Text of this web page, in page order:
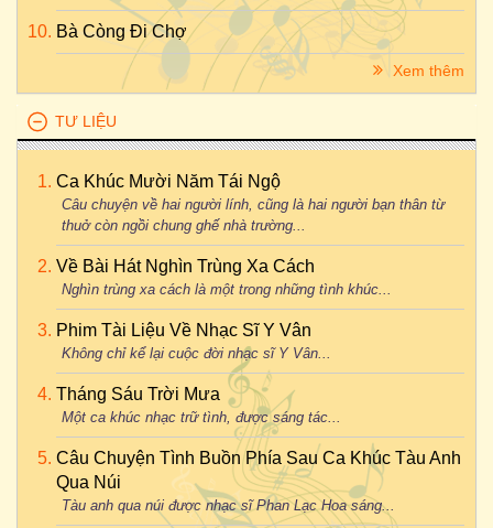
Bà Còng Đi Chợ
Xem thêm
TƯ LIỆU
Ca Khúc Mười Năm Tái Ngộ
Câu chuyện về hai người lính, cũng là hai người bạn thân từ
thuở còn ngồi chung ghế nhà trường...
Về Bài Hát Nghìn Trùng Xa Cách
Nghìn trùng xa cách là một trong những tình khúc...
Phim Tài Liệu Về Nhạc Sĩ Y Vân
Không chỉ kể lại cuộc đời nhạc sĩ Y Vân...
Tháng Sáu Trời Mưa
Một ca khúc nhạc trữ tình, được sáng tác...
Câu Chuyện Tình Buồn Phía Sau Ca Khúc Tàu Anh
Qua Núi
Tàu anh qua núi được nhạc sĩ Phan Lạc Hoa sáng...